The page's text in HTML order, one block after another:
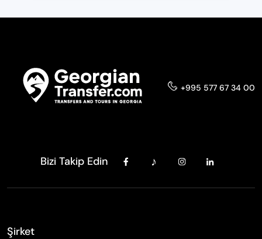
+995 577 67 34 00
Bizi Takip Edin
Şirket